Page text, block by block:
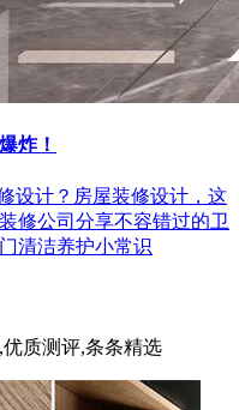
炸！
设计？ 房屋装修设计，这
修公司分享不容错过的卫
清洁养护小常识
质测评,条条精选